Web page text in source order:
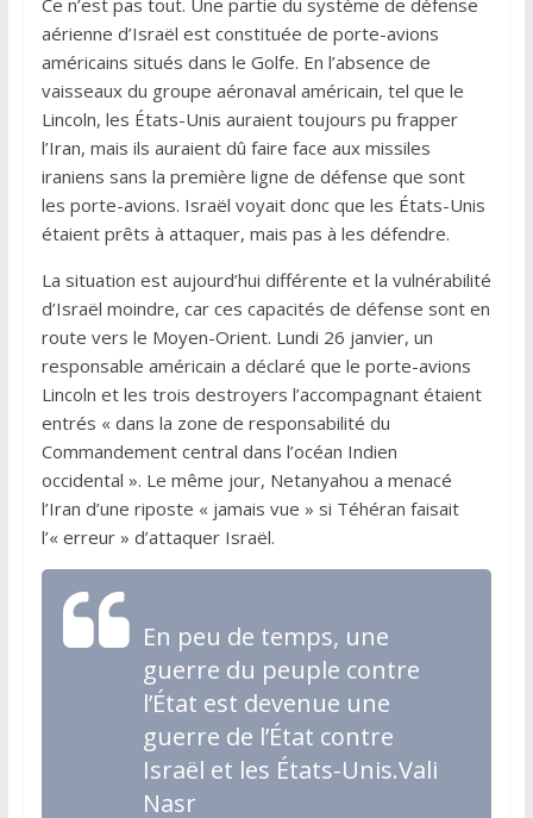
aérienne d’Israël est constituée de porte-avions
américains situés dans le Golfe. En l’absence de
vaisseaux du groupe aéronaval américain, tel que le
Lincoln, les États-Unis auraient toujours pu frapper
l’Iran, mais ils auraient dû faire face aux missiles
iraniens sans la première ligne de défense que sont
les porte-avions. Israël voyait donc que les États-Unis
étaient prêts à attaquer, mais pas à les défendre.
La situation est aujourd’hui différente et la vulnérabilité
d’Israël moindre, car ces capacités de défense sont en
route vers le Moyen-Orient. Lundi 26 janvier, un
responsable américain a déclaré que le porte-avions
Lincoln et les trois destroyers l’accompagnant étaient
entrés « dans la zone de responsabilité du
Commandement central dans l’océan Indien
occidental ». Le même jour, Netanyahou a menacé
l’Iran d’une riposte « jamais vue » si Téhéran faisait
l’« erreur » d’attaquer Israël.
En peu de temps, une
guerre du peuple contre
l’État est devenue une
guerre de l’État contre
Israël et les États-Unis.Vali
Nasr